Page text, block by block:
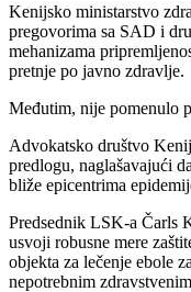
Kenijsko ministarstvo
pregovorima sa SAD i
mehanizama
pretnje po javno zdravlje.
Međutim, nije pomenulo
Advokatsko društvo
predlogu, naglašavajući
bliže epicentrima
Predsednik LSK-a Čarls
usvoji robusne mere
objekta za lečenje ebole
nepotrebnim